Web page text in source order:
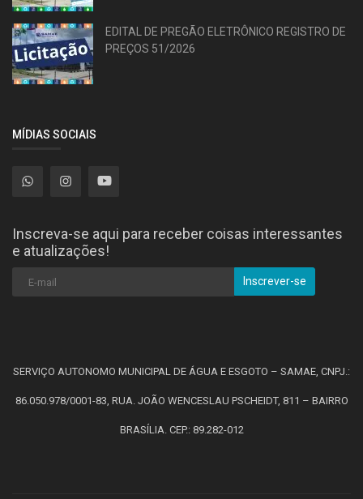
EDITAL DE PREGÃO ELETRÔNICO REGISTRO DE
PREÇOS 51/2026
MÍDIAS SOCIAIS
Inscreva-se aqui para receber coisas interessantes
e atualizações!
Inscrever-se
SERVIÇO AUTONOMO MUNICIPAL DE ÁGUA E ESGOTO – SAMAE, CNPJ.:
86.050.978/0001-83, RUA. JOÃO WENCESLAU PSCHEIDT, 811 – BAIRRO
BRASÍLIA. CEP.: 89.282-012